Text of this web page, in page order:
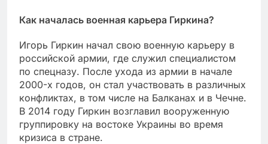
Как началась военная карьера Гиркина?
Игорь Гиркин начал свою военную карьеру в
российской армии, где служил специалистом
по спецназу. После ухода из армии в начале
2000-х годов, он стал участвовать в различных
конфликтах, в том числе на Балканах и в Чечне.
В 2014 году Гиркин возглавил вооруженную
группировку на востоке Украины во время
кризиса в стране.